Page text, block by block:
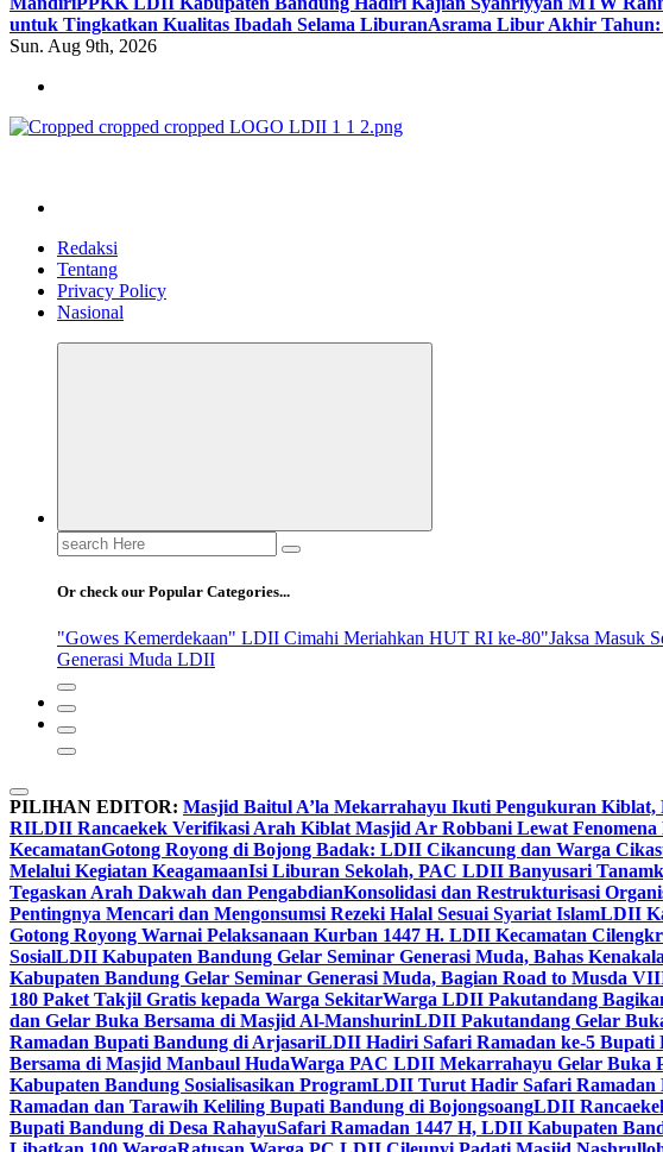
untuk Tingkatkan Kualitas Ibadah Selama LiburanAsrama Libur Akhir Tahun:
Sun. Aug 9th, 2026
Redaksi
Tentang
Privacy Policy
Nasional
Search
for:
Or check our Popular Categories...
"Gowes Kemerdekaan" LDII Cimahi Meriahkan HUT RI ke-80"Jaksa Masuk
Generasi Muda LDII
PILIHAN EDITOR: Masjid Baitul A’la Mekarrahayu Ikuti Pengukuran Kiblat,
RILDII Rancaekek Verifikasi Arah Kiblat Masjid Ar Robbani Lewat Fenomena
KecamatanGotong Royong di Bojong Badak: LDII Cikancung dan Warga
Melalui Kegiatan KeagamaanIsi Liburan Sekolah, PAC LDII Banyusari
Tegaskan Arah Dakwah dan PengabdianKonsolidasi dan Restrukturisasi
Pentingnya Mencari dan Mengonsumsi Rezeki Halal Sesuai Syariat IslamLDII
Gotong Royong Warnai Pelaksanaan Kurban 1447 H. LDII Kecamatan
SosialLDII Kabupaten Bandung Gelar Seminar Generasi Muda, Bahas
Kabupaten Bandung Gelar Seminar Generasi Muda, Bagian Road to Musda
180 Paket Takjil Gratis kepada Warga SekitarWarga LDII Pakutandang
dan Gelar Buka Bersama di Masjid Al-ManshurinLDII Pakutandang Gelar
Ramadan Bupati Bandung di ArjasariLDII Hadiri Safari Ramadan ke-5 Bupati
Bersama di Masjid Manbaul HudaWarga PAC LDII Mekarrahayu Gelar Buka
Kabupaten Bandung Sosialisasikan ProgramLDII Turut Hadir Safari Ramadan
Ramadan dan Tarawih Keliling Bupati Bandung di BojongsoangLDII
Bupati Bandung di Desa RahayuSafari Ramadan 1447 H, LDII Kabupaten